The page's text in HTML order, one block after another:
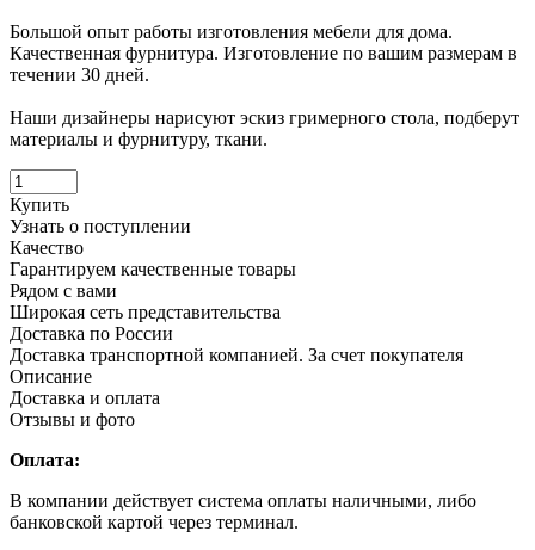
Большой опыт работы изготовления мебели для дома.
Качественная фурнитура. Изготовление по вашим размерам в
течении 30 дней.
Наши дизайнеры нарисуют эскиз гримерного стола, подберут
материалы и фурнитуру, ткани.
Купить
Узнать о поступлении
Качество
Гарантируем качественные товары
Рядом с вами
Широкая сеть представительства
Доставка по России
Доставка транспортной компанией. За счет покупателя
Описание
Доставка и оплата
Отзывы и фото
Оплата:
В компании действует система оплаты наличными, либо
банковской картой через терминал.